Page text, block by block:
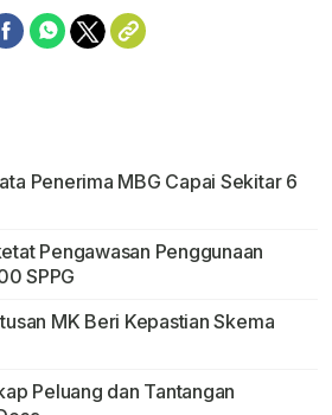
Penerima MBG Capai Sekitar 6
Pengawasan Penggunaan
SPPG
MK Beri Kepastian Skema
Peluang dan Tantangan